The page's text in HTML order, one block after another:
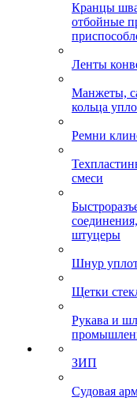
Кранцы
отбойные
Ленты
Манжеты,
кольца
Ремни
смеси
штуцеры
Шнур
Щетки
Рукава и
ЗИП
Судовая